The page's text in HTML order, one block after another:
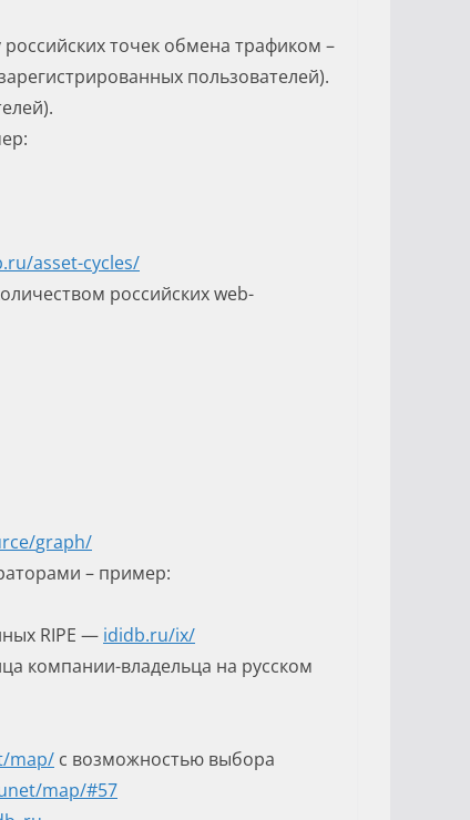
точек обмена трафиком –
пользователей).
asset-cycles/
российских web-
/graph/
– пример:
RIPE — ididb.ru/ix/
компании-владельца на русском
/map/ с возможностью выбора
map/#57